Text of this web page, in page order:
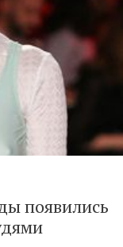
появились